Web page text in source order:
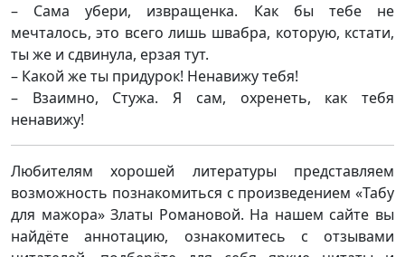
– Сама убери, извращенка. Как бы тебе не
мечталось, это всего лишь швабра, которую, кстати,
ты же и сдвинула, ерзая тут.
– Какой же ты придурок! Ненавижу тебя!
– Взаимно, Стужа. Я сам, охренеть, как тебя
ненавижу!
Любителям хорошей литературы представляем
возможность познакомиться с произведением «Табу
для мажора» Златы Романовой. На нашем сайте вы
найдёте аннотацию, ознакомитесь с отзывами